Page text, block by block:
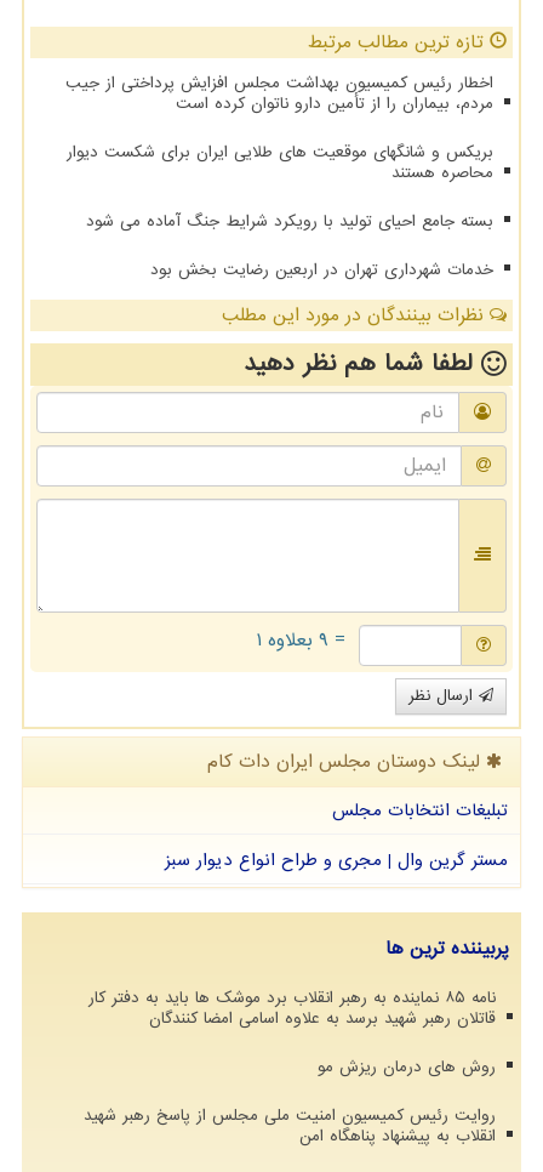
تازه ترین مطالب مرتبط
اخطار رئیس کمیسیون بهداشت مجلس افزایش پرداختی از جیب
مردم، بیماران را از تأمین دارو ناتوان کرده است
بریکس و شانگهای موقعیت های طلایی ایران برای شکست دیوار
محاصره هستند
بسته جامع احیای تولید با رویکرد شرایط جنگ آماده می شود
خدمات شهرداری تهران در اربعین رضایت بخش بود
نظرات بینندگان در مورد این مطلب
لطفا شما همنظر دهید
= ۹ بعلاوه ۱
ارسال نظر
لینک دوستان مجلس ایران دات كام
تبلیغات انتخابات مجلس
مستر گرین وال | مجری و طراح انواع دیوار سبز
پربیننده ترین ها
نامه ۸۵ نماینده به رهبر انقلاب برد موشک ها باید به دفتر کار
قاتلان رهبر شهید برسد به علاوه اسامی امضا کنندگان
روش های درمان ریزش مو
روایت رئیس کمیسیون امنیت ملی مجلس از پاسخ رهبر شهید
انقلاب به پیشنهاد پناهگاه امن